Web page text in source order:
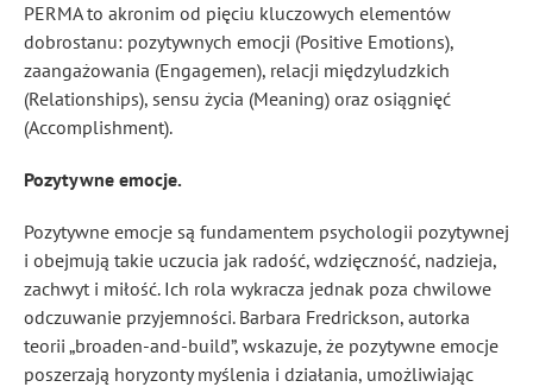
PERMA to akronim od pięciu kluczowych elementów
dobrostanu: pozytywnych emocji (Positive Emotions),
zaangażowania (Engagemen), relacji międzyludzkich
(Relationships), sensu życia (Meaning) oraz osiągnięć
(Accomplishment).
Pozytywne emocje.
Pozytywne emocje są fundamentem psychologii pozytywnej
i obejmują takie uczucia jak radość, wdzięczność, nadzieja,
zachwyt i miłość. Ich rola wykracza jednak poza chwilowe
odczuwanie przyjemności. Barbara Fredrickson, autorka
teorii „broaden-and-build”, wskazuje, że pozytywne emocje
poszerzają horyzonty myślenia i działania, umożliwiając